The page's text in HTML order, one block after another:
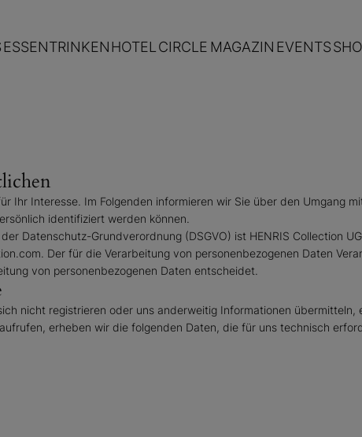
ESSENTRINKENHOTELCIRCLE MAGAZIN EVENTS
Ihr Interesse. Im Folgenden informieren wir Sie über den Umgang
identifiziert werden können.
Datenschutz-Grundverordnung (DSGVO) ist HENRIS Collection
Der für die Verarbeitung von personenbezogenen Daten
von personenbezogenen Daten entscheidet.
nicht registrieren oder uns anderweitig Informationen
erheben wir die folgenden Daten, die für uns technisch